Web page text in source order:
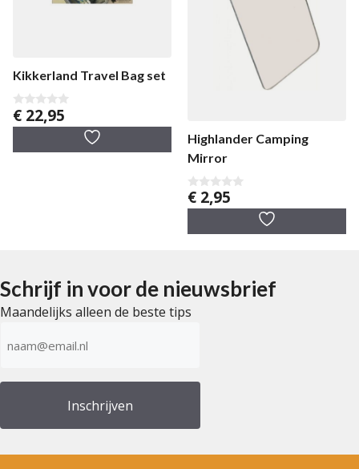
Kikkerland Travel Bag set
0
v
€ 22,95
Highlander Camping
Mirror
0
v
€ 2,95
Schrijf in voor de nieuwsbrief
Maandelijks alleen de beste tips
mailadres